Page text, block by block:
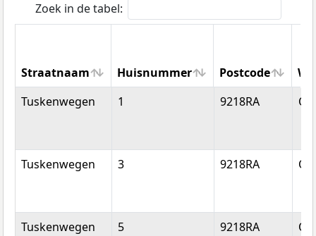
Zoek in de tabel:
Straatnaam Huisnummer Postcode
Straatnaam
Huisnummer Postcode
Tuskenwegen 1 9218RA
Tuskenwegen 3 9218RA
Tuskenwegen 5 9218RA